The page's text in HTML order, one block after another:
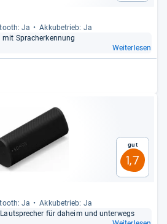
Ja
Akku­be­trieb: Ja
mit Spra­cher­ken­nung
Weiterlesen
Gut
1,7
Ja
Akku­be­trieb: Ja
für daheim und unter­wegs